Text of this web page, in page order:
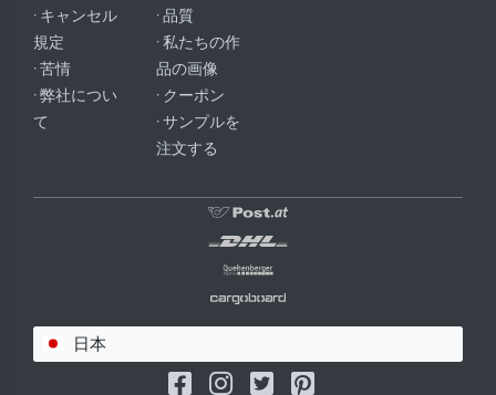
· キャンセル
規定
· 苦情
· 弊社につい
て
· 品質
· 私たちの作
品の画像
· クーポン
· サンプルを
注文する
日本